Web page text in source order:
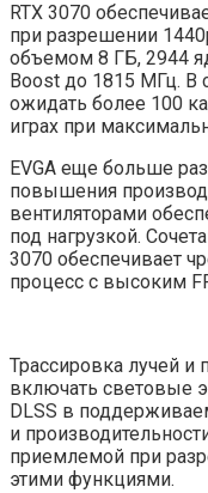
RTX 3070
при разрешении
объемом 8 ГБ, 2944
Boost до 1815 МГц. В
ожидать более 100
играх при
EVGA еще больше
повышения
вентиляторами
под нагрузкой.
3070 обеспечивает
процесс с высоким
Трассировка лучей
включать световые
DLSS в
и
приемлемой при
этими функциями.